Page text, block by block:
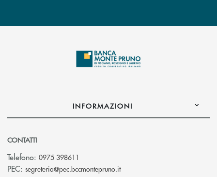
INFORMAZIONI
CONTATTI
Telefono: 0975 398611
PEC: segreteria@pec.bccmontepruno.it(si apre l’app di posta